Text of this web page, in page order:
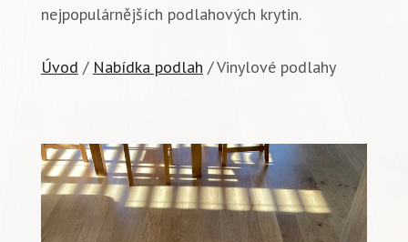
nejpopulárnějších podlahových krytin.
Úvod / Nabídka podlah / Vinylové podlahy